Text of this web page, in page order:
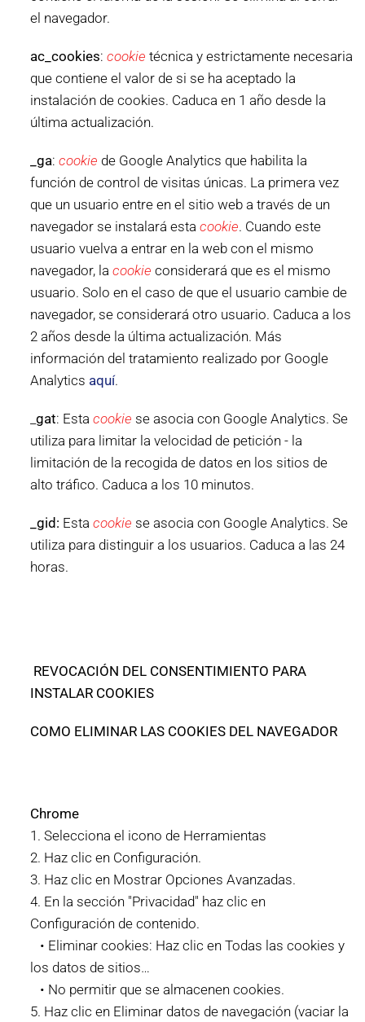
el navegador.
ac_cookies: cookie técnica y estrictamente necesaria
que contiene el valor de si se ha aceptado la
instalación de cookies. Caduca en 1 año desde la
última actualización.
_ga: cookie de Google Analytics que habilita la
función de control de visitas únicas. La primera vez
que un usuario entre en el sitio web a través de un
navegador se instalará esta cookie. Cuando este
usuario vuelva a entrar en la web con el mismo
navegador, la cookie considerará que es el mismo
usuario. Solo en el caso de que el usuario cambie de
navegador, se considerará otro usuario. Caduca a los
2 años desde la última actualización. Más
información del tratamiento realizado por Google
Analytics aquí.
gat: Esta cookie se asocia con Google Analytics. Se
utiliza para limitar la velocidad de petición - la
limitación de la recogida de datos en los sitios de
alto tráfico. Caduca a los 10 minutos.
_gid: Esta cookie se asocia con Google Analytics. Se
utiliza para distinguir a los usuarios. Caduca a las 24
horas.
REVOCACIÓN DEL CONSENTIMIENTO PARA
INSTALAR COOKIES
COMO ELIMINAR LAS COOKIES DEL NAVEGADOR
Chrome
1. Selecciona el icono de Herramientas
2. Haz clic en Configuración.
3. Haz clic en Mostrar Opciones Avanzadas.
4. En la sección "Privacidad" haz clic en
Configuración de contenido.
• Eliminar cookies: Haz clic en Todas las cookies y
los datos de sitios…
• No permitir que se almacenen cookies.
5. Haz clic en Eliminar datos de navegación (vaciar la